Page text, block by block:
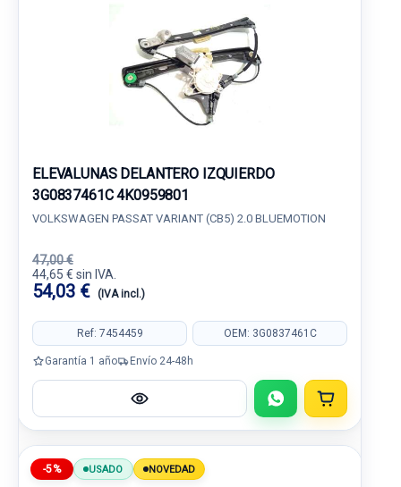
ELEVALUNAS DELANTERO IZQUIERDO
3G0837461C 4K0959801
VOLKSWAGEN PASSAT VARIANT (CB5) 2.0 BLUEMOTION
47,00 €
44,65 € sin IVA.
54,03 € (IVA incl.)
Ref: 7454459 OEM: 3G0837461C
Garantía 1 año Envío 24-48h
-5% USADO NOVEDAD